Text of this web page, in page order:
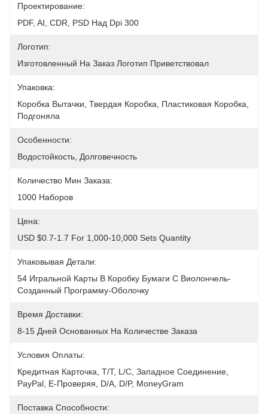
Проектирование:
PDF, AI, CDR, PSD Над Dpi 300
Логотип:
Изготовленный На Заказ Логотип Приветствовал
Упаковка:
Коробка Вытачки, Твердая Коробка, Пластиковая Коробка,
Подгоняла
Особенности:
Водостойкость, Долговечность
Количество Мин Заказа:
1000 Наборов
Цена:
USD $0.7-1.7 For 1,000-10,000 Sets Quantity
Упаковывая Детали:
54 Игральной Карты В Коробку Бумаги С Виолончель-
Созданный Программу-Оболочку
Время Доставки:
8-15 Дней Основанных На Количестве Заказа
Условия Оплаты:
Кредитная Карточка, T/T, L/C, Западное Соединение,
PayPal, E-Проверяя, D/A, D/P, MoneyGram
Поставка Способности: